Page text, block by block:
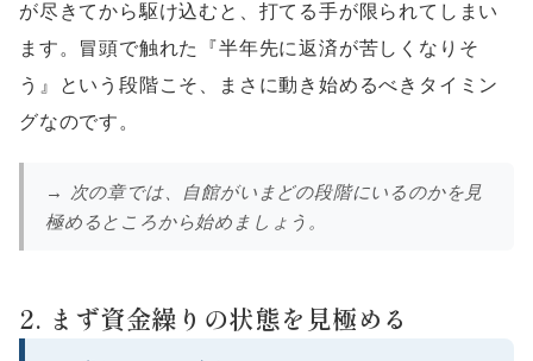
が尽きてから駆け込むと、打てる手が限られてしまい
ます。冒頭で触れた『半年先に返済が苦しくなりそ
う』という段階こそ、まさに動き始めるべきタイミン
グなのです。
→ 次の章では、自館がいまどの段階にいるのかを見
極めるところから始めましょう。
2. まず資金繰りの状態を見極める